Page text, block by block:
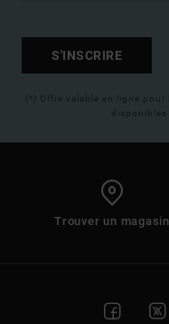
S'INSCRIRE
(*) Offre valable en ligne
Trouver un magasin